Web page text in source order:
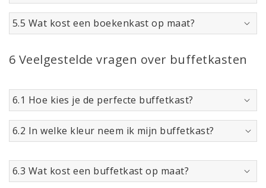
5.5 Wat kost een boekenkast op maat?
6 Veelgestelde vragen over buffetkasten
6.1 Hoe kies je de perfecte buffetkast?
6.2 In welke kleur neem ik mijn buffetkast?
6.3 Wat kost een buffetkast op maat?